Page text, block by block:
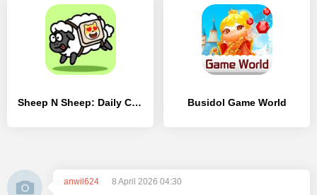
Sheep N Sheep: Daily Challenge - [MOD Бесконечные монеты] Busidol Game World
anwil624
8 April 2026 04:30